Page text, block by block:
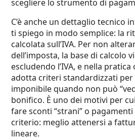
scegliere lo strumento di
C’è anche un dettaglio tecnico
ti spiego in modo semplice: la
calcolata sull’IVA. Per non
dell’imposta, la base di calcolo
escludendo l’IVA, e nella
adotta criteri standardizzati
imponibile quando non può
bonifico. È uno dei motivi per
fare sconti “strani” o
criterio: meglio attenersi a
lineare.